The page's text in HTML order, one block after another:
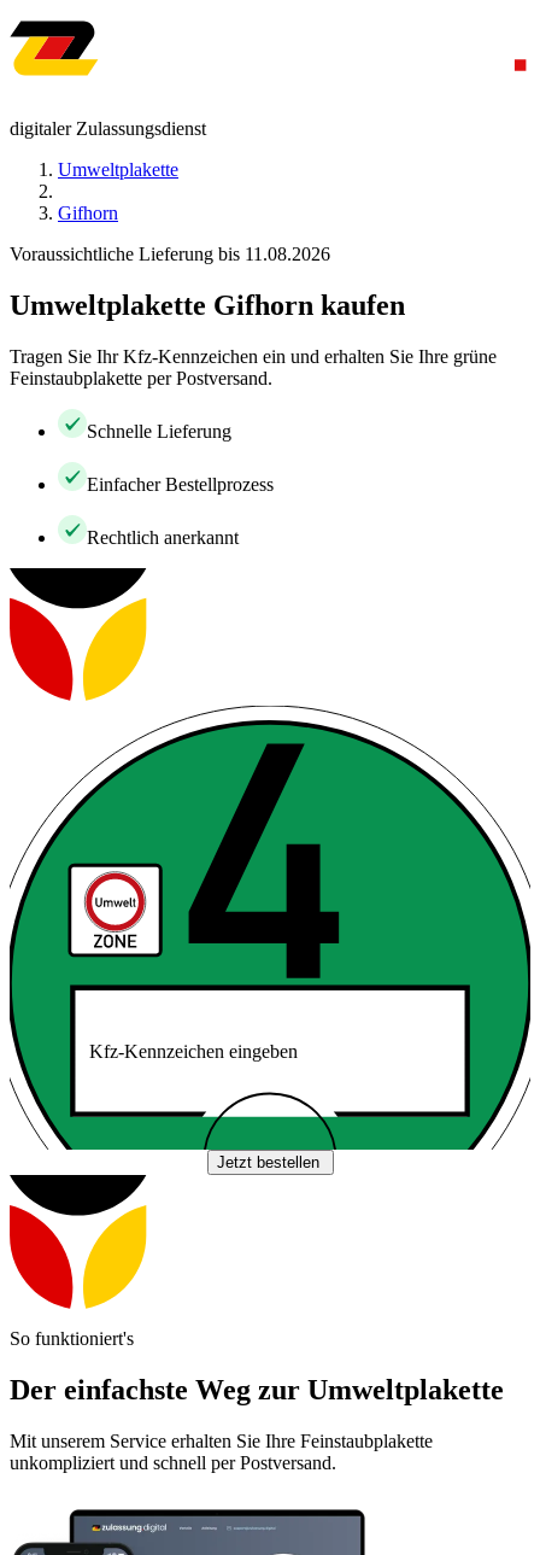
digitaler Zulassungsdienst
Umweltplakette
Gifhorn
Voraussichtliche Lieferung bis 11.08.2026
Umweltplakette Gifhorn kaufen
Tragen Sie Ihr Kfz-Kennzeichen ein und erhalten Sie Ihre grüne
Feinstaubplakette per Postversand.
Schnelle Lieferung
Einfacher Bestellprozess
Rechtlich anerkannt
Kfz-Kennzeichen eingeben
Jetzt bestellen
So funktioniert's
Der einfachste Weg zur Umweltplakette
Mit unserem Service erhalten Sie Ihre Feinstaubplakette
unkompliziert und schnell per Postversand.